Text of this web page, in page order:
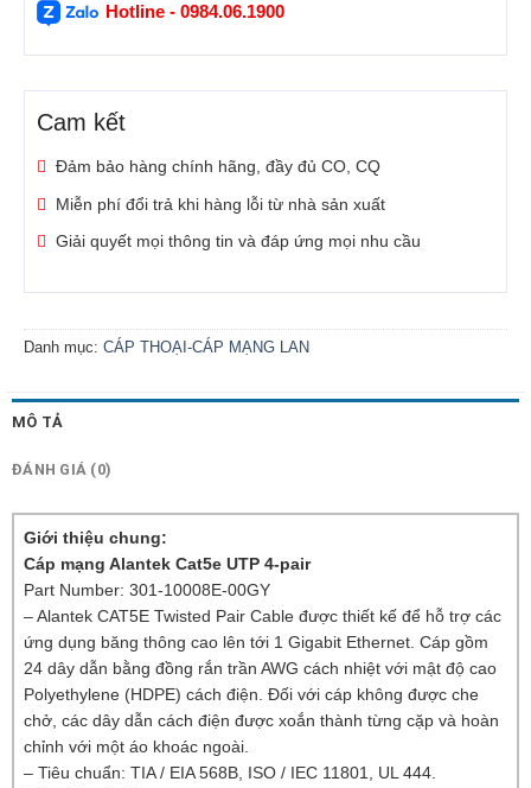
Hotline - 0984.06.1900
Cam kết
Đảm bảo hàng chính hãng, đầy đủ CO, CQ
Miễn phí đổi trả khi hàng lỗi từ nhà sản xuất
Giải quyết mọi thông tin và đáp ứng mọi nhu cầu
Danh mục: CÁP THOẠI-CÁP MẠNG LAN
MÔ TẢ
ĐÁNH GIÁ (0)
Giới thiệu chung:
Cáp mạng Alantek Cat5e UTP 4-pair
Part Number: 301-10008E-00GY
– Alantek CAT5E Twisted Pair Cable được thiết kế để hỗ trợ các
ứng dụng băng thông cao lên tới 1 Gigabit Ethernet. Cáp gồm
24 dây dẫn bằng đồng rắn trần AWG cách nhiệt với mật độ cao
Polyethylene (HDPE) cách điện. Đối với cáp không được che
chở, các dây dẫn cách điện được xoắn thành từng cặp và hoàn
chỉnh với một áo khoác ngoài.
– Tiêu chuẩn: TIA / EIA 568B, ISO / IEC 11801, UL 444.